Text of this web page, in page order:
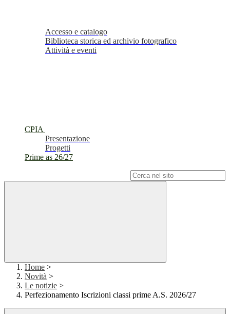
Accesso e catalogo
Biblioteca storica ed archivio fotografico
Attività e eventi
CPIA
Presentazione
Progetti
Prime as 26/27
Home >
Novità >
Le notizie >
Perfezionamento Iscrizioni classi prime A.S. 2026/27